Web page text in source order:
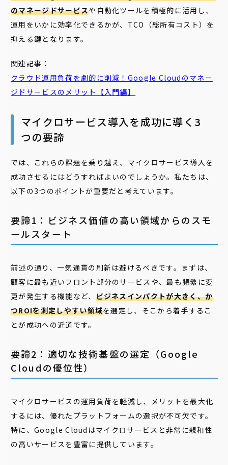
のマネージドサービスや自動化ツールを積極的に活用し、
運用をいかに効率化できるかが、TCO（総所有コスト）を
抑える鍵となります。
関連記事：
クラウド運用負荷を劇的に削減！Google Cloudのマネー
ジドサービスのメリット【入門編】
マイクロサービス導入を成功に導く3
つの要諦
では、これらの課題を乗り越え、マイクロサービス導入を
成功させるにはどうすればよいのでしょうか。私たちは、
以下の3つのポイントが重要だと考えています。
要諦1：ビジネス価値の高い領域からのスモ
ールスタート
前述の通り、一気通貫の刷新は避けるべきです。まずは、
顧客に最も近いフロント部分のサービスや、最も頻繁に変
更が発生する機能など、 ビジネスインパクトが大きく、か
つROIを測定しやすい領域を選定し、そこから着手するこ
とが成功への近道です。
要諦2：適切な技術基盤の選定（Google
Cloudの優位性）
マイクロサービスの運用負荷を軽減し、メリットを最大化
するには、優れたプラットフォームの選択が不可欠です。
特に、Google Cloudはマイクロサービスと非常に親和性
の高いサービスを豊富に提供しています。